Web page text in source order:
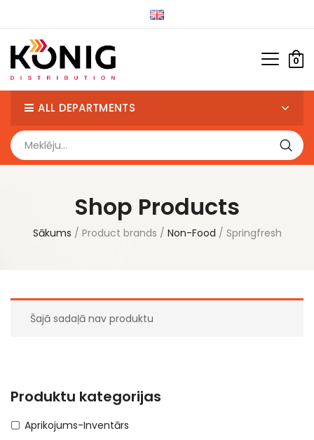
0
ALL DEPARTMENTS
Shop Products
Sākums Product brands Non-Food Springfresh
Šajā sadaļā nav produktu
Produktu kategorijas
Aprikojums-Inventārs